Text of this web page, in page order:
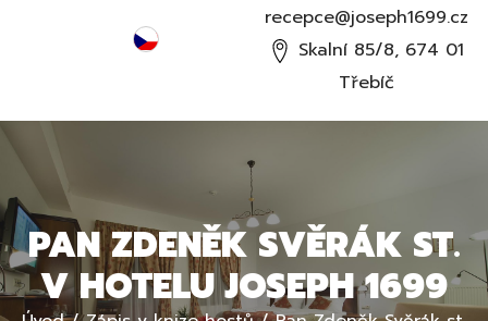
Čeština
Deutsch
recepce@joseph1699.cz
Skalní 85/8, 674 01
Třebíč
PAN ZDENĚK SVĚRÁK ST.
V HOTELU JOSEPH 1699